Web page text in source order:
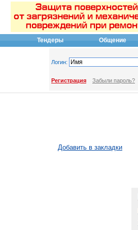
Тендеры Общение
Логин:
Регистрация Забыли пароль?
Добавить в закладки